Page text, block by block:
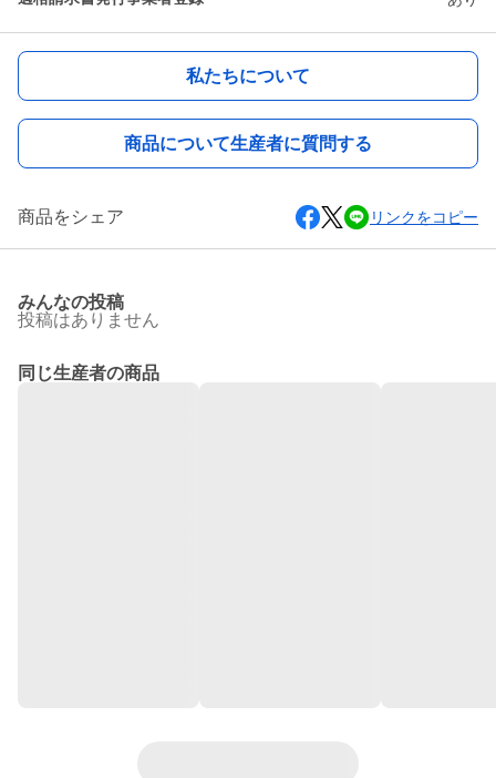
私たちについて
商品について生産者に質問する
商品をシェア リンクをコピー
みんなの投稿
投稿はありません
同じ生産者の商品